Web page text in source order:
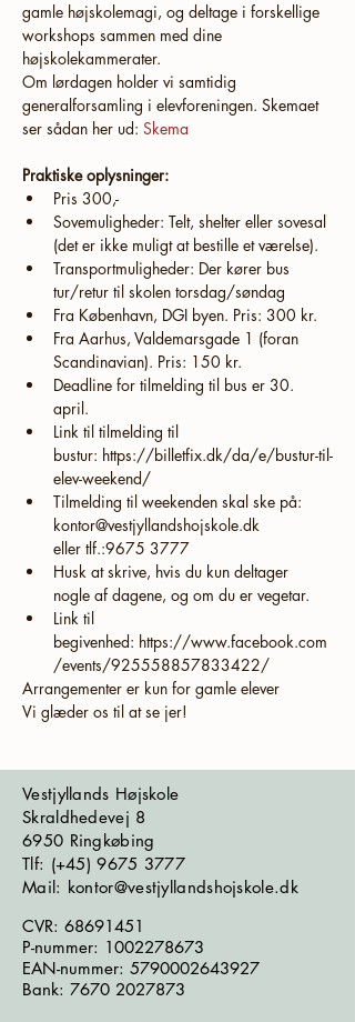
gamle højskolemagi, og deltage i forskellige
workshops sammen med dine
højskolekammerater.
Om lørdagen holder vi samtidig
generalforsamling i elevforeningen. Skemaet
ser sådan her ud: Skema
Praktiske oplysninger:
Pris 300,-
Sovemuligheder: Telt, shelter eller sovesal
(det er ikke muligt at bestille et værelse).
Transportmuligheder: Der kører bus
tur/retur til skolen torsdag/søndag
Fra København, DGI byen. Pris: 300 kr.
Fra Aarhus, Valdemarsgade 1 (foran
Scandinavian). Pris: 150 kr.
Deadline for tilmelding til bus er 30.
april.
Link til tilmelding til
bustur: https://billetfix.dk/da/e/bustur-til-
elev-weekend/
Tilmelding til weekenden skal ske på:
kontor@vestjyllandshojskole.dk
eller tlf.:9675 3777
Husk at skrive, hvis du kun deltager
nogle af dagene, og om du er vegetar.
Link til
begivenhed: https://www.facebook.com
/events/925558857833422/
Arrangementer er kun for gamle elever
Vi glæder os til at se jer!
Vestjyllands Højskole
Skraldhedevej 8
6950 Ringkøbing
​​​Tlf: (+45)9675 3777
Mail: kontor@vestjyllandshojskole.dk
CVR: 68691451
P-nummer: 1002278673
EAN-nummer: 5790002643927
Bank: 7670 2027873